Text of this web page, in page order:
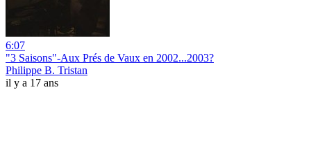
6:07
"3 Saisons"-Aux Prés de Vaux en 2002...2003?
Philippe B. Tristan
il y a 17 ans